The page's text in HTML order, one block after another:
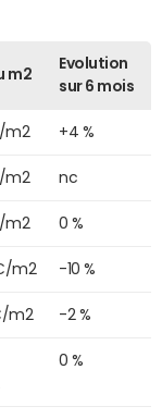
m2
Evolution
sur 6 mois
m2 +4 %
m2 nc
m2 0 %
€/m2 -10 %
m2 -2 %
0 %